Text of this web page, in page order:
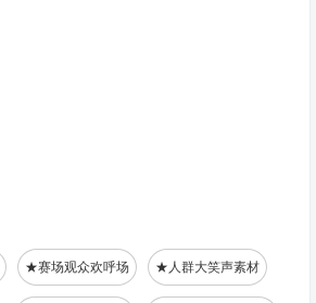
★赛场观众欢呼场 ★人群大笑声素材